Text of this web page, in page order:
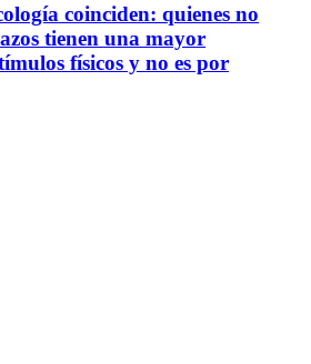
coinciden: quienes no
tienen una mayor
físicos y no es por